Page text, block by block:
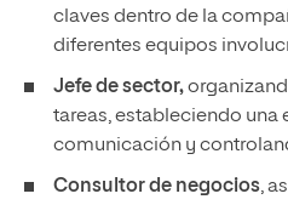
claves dentro de la
diferentes equipos
Jefe de sector,
tareas, estableciendo una
comunicación y
Consultor de negocios,